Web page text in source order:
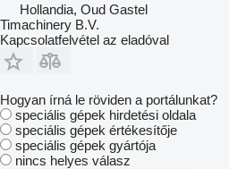
Hollandia, Oud Gastel
Timachinery B.V.
Kapcsolatfelvétel az eladóval
Hogyan írná le röviden a portálunkat?
speciális gépek hirdetési oldala
speciális gépek értékesítője
speciális gépek gyártója
nincs helyes válasz